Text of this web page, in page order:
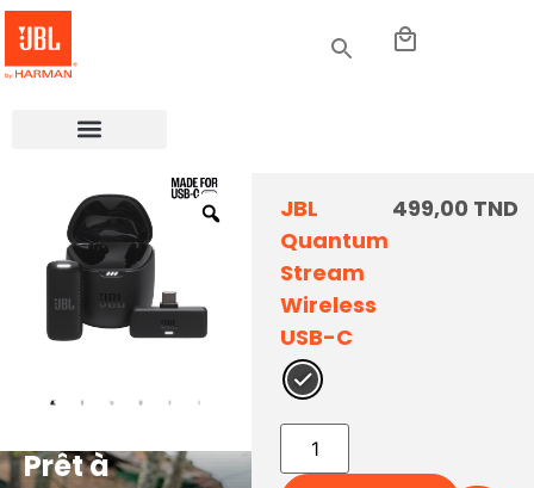
Prêt à
JBL
Quantum
Stream
Wireless
USB-C
499,00 TND